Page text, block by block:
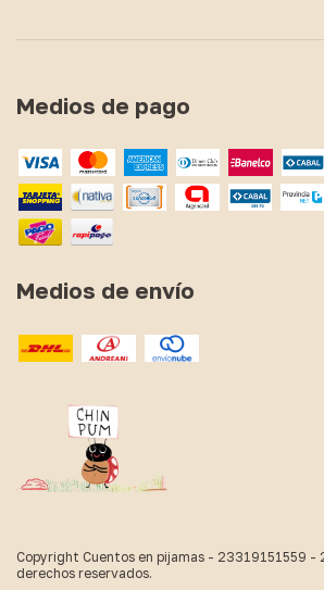
Medios de pago
Medios de envío
Copyright Cuentos en pijamas - 23319151559 -
derechos reservados.